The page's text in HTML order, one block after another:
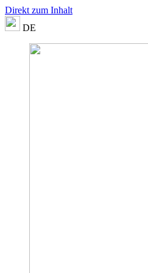
Direkt zum Inhalt
DE